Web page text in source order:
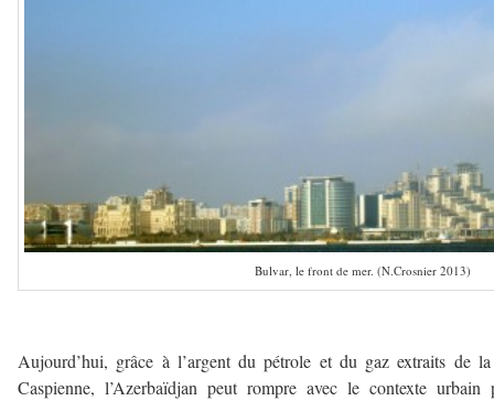
Bulvar, le front de mer. (N.Crosnier 2013)
Aujourd’hui, grâce à l’argent du pétrole et du gaz extraits de
Caspienne, l’Azerbaïdjan peut rompre avec le contexte urbain